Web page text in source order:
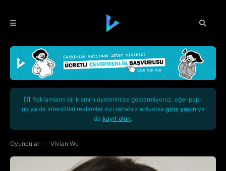
[!] Reklamların bir kısmını üyelerimize göstermiyoruz, eğer pop-
up ya da interstitial reklamlar sizi rahatsız ediyorsa giriş yapınya
da kayıt olun.
Oyuncular Vivian Wu